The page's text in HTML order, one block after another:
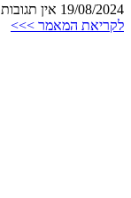
19/08/2024 אין תגובות
לקריאת המאמר >>>